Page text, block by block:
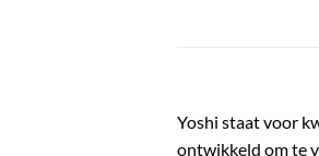
Yoshi staat voor
ontwikkeld om te